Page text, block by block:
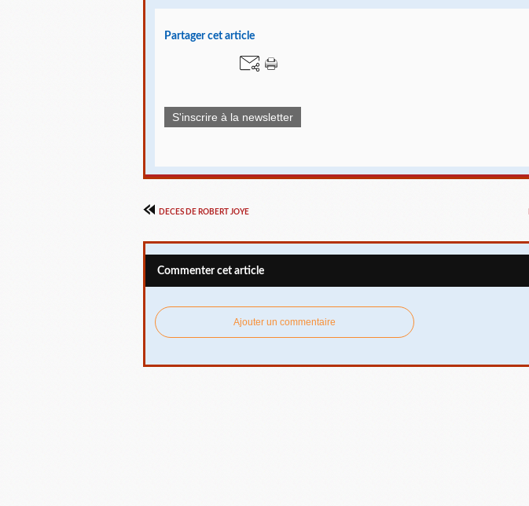
Partager cet article
S'inscrire à la newsletter
DECES DE ROBERT JOYE
Commenter cet article
Ajouter un commentaire